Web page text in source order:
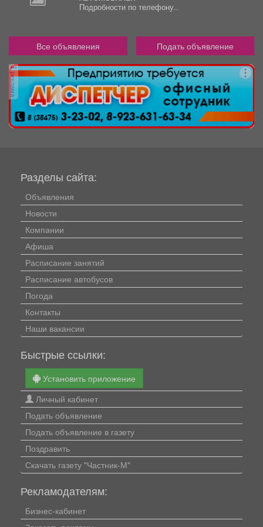
Подробности по телефону..
Все объявления Подать объявление
реклама
Разделы сайта:
Объявления
Новости
Компании
Афиша
Расписание занятий
Расписание автобусов
Погода
Контакты
Наши вакансии
Быстрые ссылки:
Установить приложение
Личный кабинет
Подать объявление
Подать объявление в газету
Поздравить
Скачать газету "Частник-М"
Рекламодателям:
Бизнес-кабинет